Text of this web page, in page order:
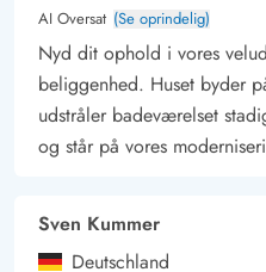
AI Oversat (Se oprindelig)
Nyd dit ophold i vores
beliggenhed. Huset byder
udstråler badeværelset
og står på vores
Sven Kummer
Deutschland